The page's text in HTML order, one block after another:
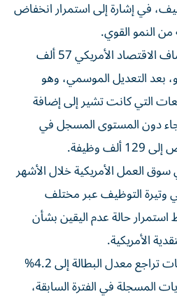
في إشارة إلى استمرار انخفاض
النمو القوي.
ووفقاً للبيانات الرسمية، أضاف الاقتصاد الأمريكي 57 ألف
بعد التعديل الموسمي، وهو
التي كانت تشير إلى إضافة
جاء دون المستوى المسجل في
وظيفة.
العمل الأمريكية خلال الأشهر
وتيرة التوظيف عبر مختلف
حالة عدم اليقين بشأن
الأمريكية.
وفي المقابل، أظهرت البيانات تراجع معدل البطالة إلى 4.2%
المسجلة في الفترة السابقة،